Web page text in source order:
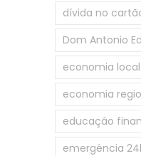
dívida no
Dom Antonio
economia
economia
educação
emergência